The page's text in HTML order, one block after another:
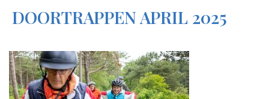
DOORTRAPPEN APRIL 2025